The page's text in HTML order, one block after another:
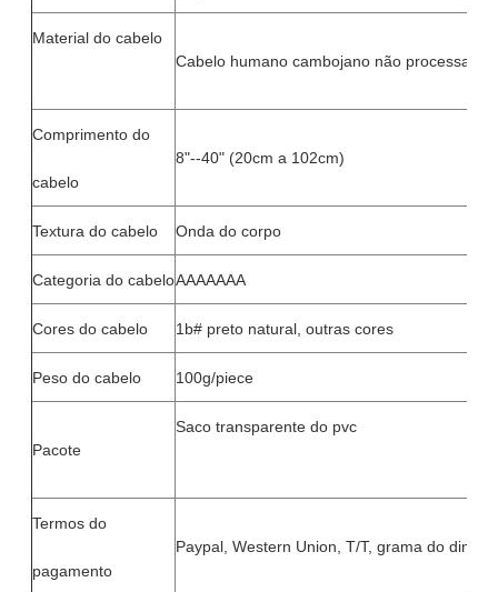
Material do cabelo
Cabelo humano cambojano não processado
Comprimento do
cabelo
8"--40" (20cm a 102cm)
Textura do cabelo Onda do corpo
Categoria do cabeloAAAAAAA
Cores do cabelo 1b# preto natural, outras cores
Peso do cabelo 100g/piece
Pacote
Saco transparente do pvc
Termos do
pagamento
Paypal, Western Union, T/T, grama do